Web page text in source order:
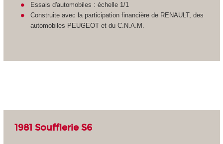
Essais d'automobiles : échelle 1/1
Construite avec la participation financière de RENAULT, des
automobiles PEUGEOT et du C.N.A.M.
1981 Soufflerie S6